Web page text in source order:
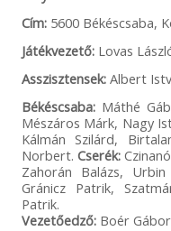
Cím:5600 Békéscsaba,
Játékvezető: Lovas
Asszisztensek:Albert
Békéscsaba:Máthé
Mészáros Márk, Nagy
Kálmán Szilárd,
Norbert. Cserék:
Zahorán Balázs,
Gránicz Patrik,
Patrik.
Vezetőedző:Boér Gábor